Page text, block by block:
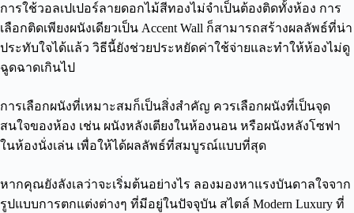
การใช้วอลเปเปอร์ลายดอกไม้สีทองไม่จำเป็นต้องติดทั้งห้อง การ
เลือกติดเพียงผนังเดียวเป็น Accent Wall ก็สามารถสร้างผลลัพธ์ที่น่า
ประทับใจได้แล้ว วิธีนี้ยังช่วยประหยัดค่าใช้จ่ายและทำให้ห้องไม่ดู
ฉูดฉาดเกินไป
การเลือกผนังที่เหมาะสมก็เป็นสิ่งสำคัญ ควรเลือกผนังที่เป็นจุด
สนใจของห้อง เช่น ผนังหลังเตียงในห้องนอน หรือผนังหลังโซฟา
ในห้องนั่งเล่น เพื่อให้ได้ผลลัพธ์ที่สมบูรณ์แบบที่สุด
หากคุณยังลังเลว่าจะเริ่มต้นอย่างไร ลองมองหาแรงบันดาลใจจาก
รูปแบบการตกแต่งต่างๆ ที่มีอยู่ในปัจจุบัน สไตล์ Modern Luxury ที่